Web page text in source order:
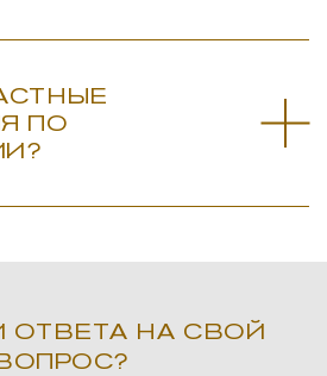
ПО
ОТВЕТА НА СВОЙ